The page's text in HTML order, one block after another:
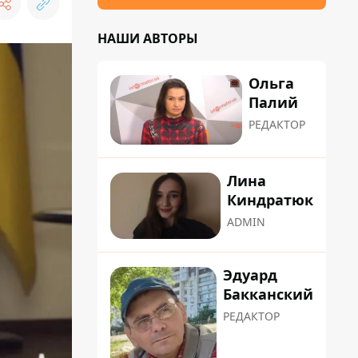
НАШИ АВТОРЫ
Ольга
Палий
РЕДАКТОР
Лина
Киндратюк
ADMIN
Эдуард
Бакканский
РЕДАКТОР